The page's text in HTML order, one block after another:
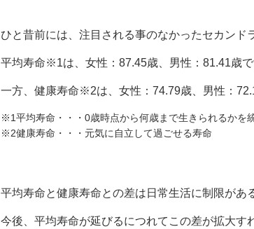
ひと昔前には、注目される事のなかったセカンド
平均寿命※1は、女性：87.45歳、男性：81.41歳で
一方、健康寿命※2は、女性：74.79歳、男性：
※1平均寿命・・・0歳時点から何歳まで生きられるかを
※2健康寿命・・・元気に自立して過ごせる寿命
平均寿命と健康寿命との差は日常生活に制限があ
今後、平均寿命が延びるにつれてこの差が拡大す